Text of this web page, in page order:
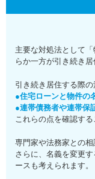
主要な対処法として
らか一方が引き続き
引き続き居住する際
●住宅ローンと物件の
●連帯債務者や連帯保
これらの点を確認する
専門家や法務家との相
さらに、名義を変更
ースも考えられます。